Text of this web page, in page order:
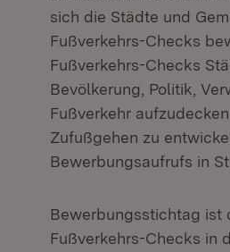
sich die Städte und
Fußverkehrs-Checks
Fußverkehrs-Checks
Bevölkerung, Politik,
Fußverkehr
Zufußgehen zu
Bewerbungsaufrufs in
Bewerbungsstichtag ist
Fußverkehrs-Checks in